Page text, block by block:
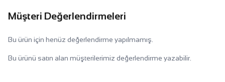
Müşteri Değerlendirmeleri
Bu ürün için henüz değerlendirme yapılmamış.
Bu ürünü satın alan müşterilerimiz değerlendirme yazabilir.